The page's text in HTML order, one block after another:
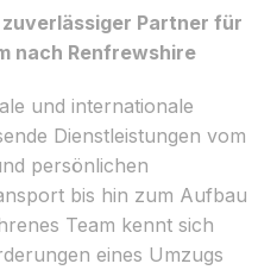
Partner für
nach Renfrewshire
und internationale
Dienstleistungen vom
persönlichen
bis hin zum Aufbau
Team kennt sich
eines Umzugs